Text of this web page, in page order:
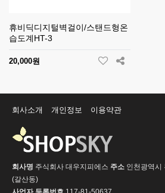
휴비딕디지털벽걸이/스탠드형온
습도계HT-3
20,000원
회사소개 개인정보 이용약관
회사명 주식회사 대우지피에스 주소 인천광역시
(갈산동)